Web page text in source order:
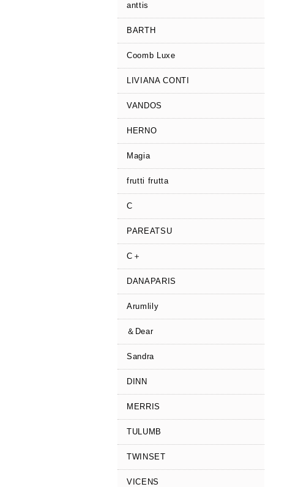
anttis
BARTH
Coomb Luxe
LIVIANA CONTI
VANDOS
HERNO
Magia
frutti frutta
C
PAREATSU
C＋
DANAPARIS
Arumlily
＆Dear
Sandra
DINN
MERRIS
TULUMB
TWINSET
VICENS